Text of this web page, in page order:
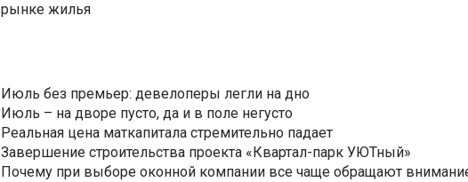
рынке жилья
Июль без премьер: девелоперы легли на дно
Июль – на дворе пусто, да и в поле негусто
Реальная цена маткапитала стремительно падает
Завершение строительства проекта «Квартал-парк УЮТный»
Почему при выборе оконной компании все чаще обращают